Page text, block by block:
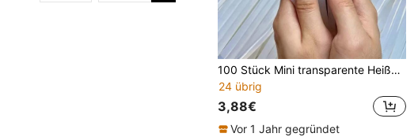
100 Stück Mini transparente Heißklebstoff-Sticks, Größe 0,27 Zoll, glatt transparent, geruchlos, starker Klebstoff, kompatibel mit den meisten Klebepistolen, geeignet für DIY, Kunst, Handwerk, Versiegelung, Holzbearbeitung, Kunststoff, Stoff, Keramik usw. Die Menge und Größe können bis zu 5% abweichen.
24 übrig
3,88€
Vor 1 Jahr gegründet